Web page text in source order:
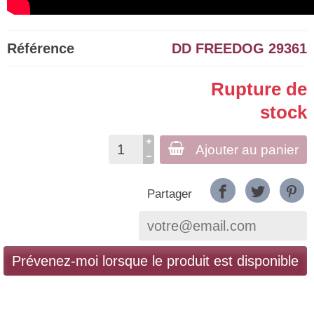
Référence DD FREEDOG 29361
Rupture de
stock
Ajouter au panier
Partager
Prévenez-moi lorsque le produit est disponible